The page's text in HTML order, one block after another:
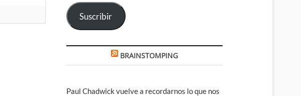
Suscribir
BRAINSTOMPING
Paul Chadwick vuelve a recordarnos lo que nos